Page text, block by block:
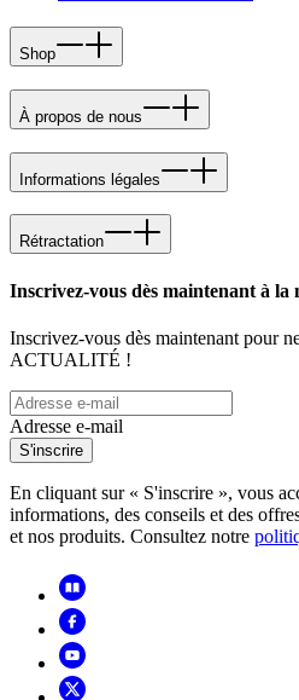
Shop
À propos de nous
Informations légales
Rétractation
Inscrivez-vous dès maintenant à la
Inscrivez-vous dès maintenant pour
ACTUALITÉ !
Adresse e-mail
S'inscrire
En cliquant sur « S'inscrire », vous
informations, des conseils et des
et nos produits. Consultez notre